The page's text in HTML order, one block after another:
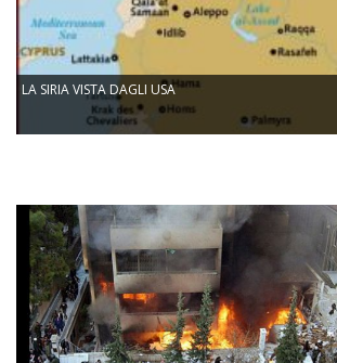
LA SIRIA VISTA DAGLI USA